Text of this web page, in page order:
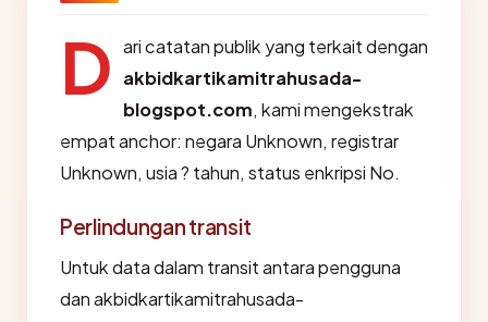
D ari catatan publik yang terkait dengan
akbidkartikamitrahusada-
blogspot.com, kami mengekstrak
empat anchor: negara Unknown, registrar
Unknown, usia ? tahun, status enkripsi No.
Perlindungan transit
Untuk data dalam transit antara pengguna
dan akbidkartikamitrahusada-